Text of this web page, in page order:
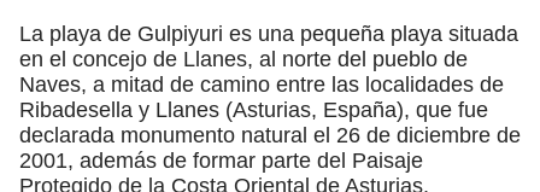
La playa de Gulpiyuri es una pequeña playa situada
en el concejo de Llanes, al norte del pueblo de
Naves, a mitad de camino entre las localidades de
Ribadesella y Llanes (Asturias, España), que fue
declarada monumento natural el 26 de diciembre de
2001, además de formar parte del Paisaje
Protegido de la Costa Oriental de Asturias.